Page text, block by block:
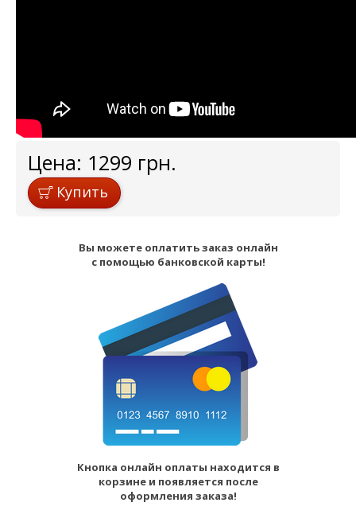
Цена: 1299 грн.
Купить
Вы можете оплатить заказ онлайн
с помощью банковской карты!
Кнопка онлайн оплаты находится в
корзине и появляется после
оформления заказа!